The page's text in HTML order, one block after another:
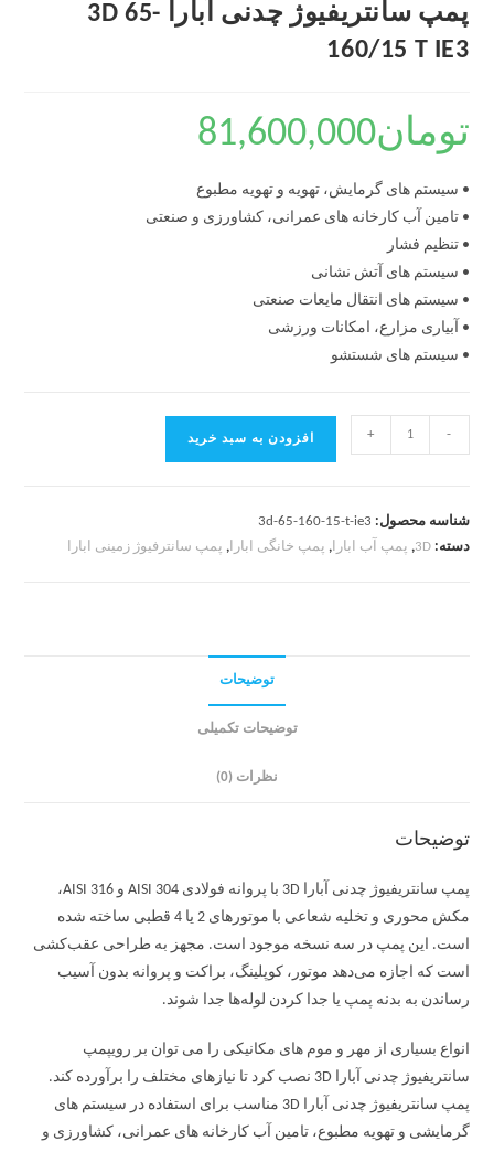
پمپ سانتریفیوژ چدنی آبارا 3D 65-
160/15 T IE3
تومان81,600,000
• سیستم های گرمایش، تهویه و تهویه مطبوع
• تامین آب کارخانه های عمرانی، کشاورزی و صنعتی
• تنظیم فشار
• سیستم های آتش نشانی
• سیستم های انتقال مایعات صنعتی
• آبیاری مزارع، امکانات ورزشی
• سیستم های شستشو
-
+ افزودن به سبد خرید
شناسه محصول: 3d-65-160-15-t-ie3
دسته:3D
, پمپ آب ابارا, پمپ خانگی ابارا, پمپ سانترفیوژ زمینی ابارا
توضیحات
توضیحات تکمیلی
نظرات (0)
توضیحات
پمپ سانتریفیوژ چدنی آبارا 3D با پروانه فولادی AISI 304 و AISI 316،
مکش محوری و تخلیه شعاعی با موتورهای 2 یا 4 قطبی ساخته شده
است. این پمپ در سه نسخه موجود است. مجهز به طراحی عقب‌کشی
است که اجازه می‌دهد موتور، کوپلینگ، براکت و پروانه بدون آسیب
رساندن به بدنه پمپ یا جدا کردن لوله‌ها جدا شوند.
انواع بسیاری از مهر و موم های مکانیکی را می توان بر رویپمپ
سانتریفیوژ چدنی آبارا 3D نصب کرد تا نیازهای مختلف را برآورده کند.
پمپ سانتریفیوژ چدنی آبارا 3D مناسب برای استفاده در سیستم های
گرمایشی و تهویه مطبوع، تامین آب کارخانه های عمرانی، کشاورزی و